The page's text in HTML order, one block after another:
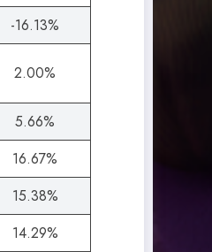
-16.13%
2.00%
5.66%
16.67%
15.38%
14.29%